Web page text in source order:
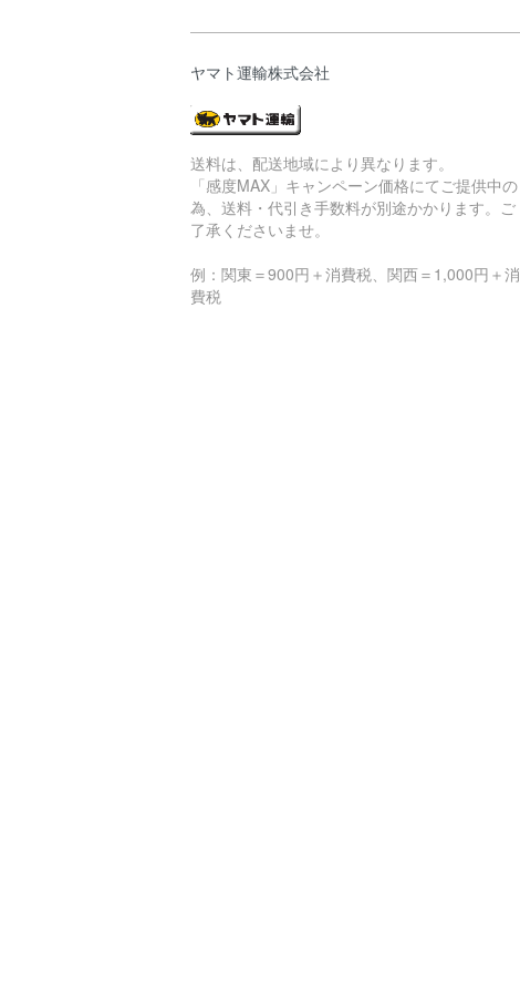
ヤマト運輸株式会社
送料は、配送地域により異なります。
「感度MAX」キャンペーン価格にてご提供中の
為、送料・代引き手数料が別途かかります。ご
了承くださいませ。
例：関東＝900円＋消費税、関西＝1,000円＋消
費税